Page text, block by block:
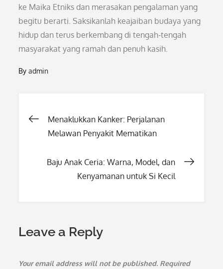
ke Maika Etniks dan merasakan pengalaman yang
begitu berarti. Saksikanlah keajaiban budaya yang
hidup dan terus berkembang di tengah-tengah
masyarakat yang ramah dan penuh kasih.
Byadmin
Post
Menaklukkan Kanker: Perjalanan
Melawan Penyakit Mematikan
Baju Anak Ceria: Warna, Model, dan
Kenyamanan untuk Si Kecil
Leave a Reply
Your email address will not be published. Required